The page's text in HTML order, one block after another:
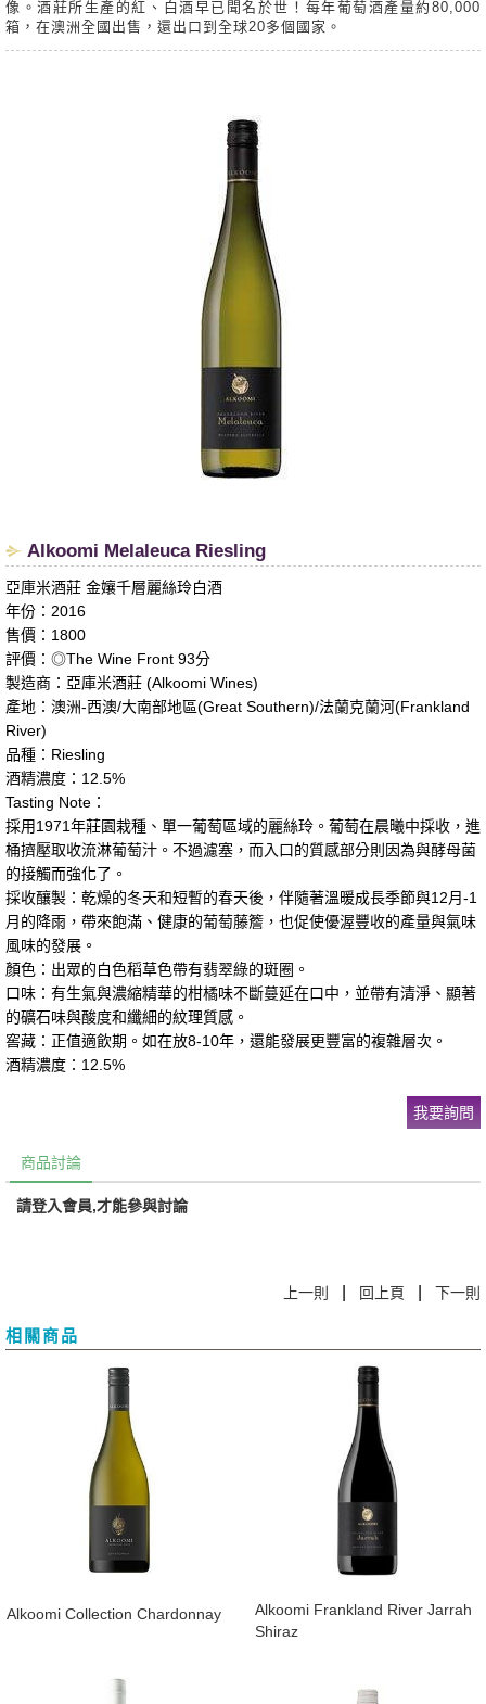
像。酒莊所生產的紅、白酒早已聞名於世！每年葡萄酒產量約80,000
箱，在澳洲全國出售，還出口到全球20多個國家。
Alkoomi Melaleuca Riesling
亞庫米酒莊 金孃千層麗絲玲白酒
年份：2016
售價：1800
評價：◎The Wine Front 93分
製造商：亞庫米酒莊 (Alkoomi Wines)
產地：澳洲-西澳/大南部地區(Great Southern)/法蘭克蘭河(Frankland
River)
品種：Riesling
酒精濃度：12.5%
Tasting Note：
採用1971年莊園栽種、單一葡萄區域的麗絲玲。葡萄在晨曦中採收，進
桶擠壓取收流淋葡萄汁。不過濾塞，而入口的質感部分則因為與酵母菌
的接觸而強化了。
採收釀製：乾燥的冬天和短暫的春天後，伴隨著溫暖成長季節與12月-1
月的降雨，帶來飽滿、健康的葡萄藤簷，也促使優渥豐收的產量與氣味
風味的發展。
顏色：出眾的白色稻草色帶有翡翠綠的斑圈。
口味：有生氣與濃縮精華的柑橘味不斷蔓延在口中，並帶有清淨、顯著
的礦石味與酸度和纖細的紋理質感。
窖藏：正值適飲期。如在放8-10年，還能發展更豐富的複雜層次。
酒精濃度：12.5%
我要詢問
商品討論
請登入會員,才能參與討論
上一則 回上頁 下一則
相關商品
​Alkoomi Collection Chardonnay
​Alkoomi Frankland River Jarrah
Shiraz